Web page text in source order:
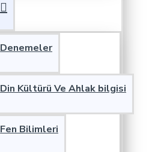
Denemeler
Din Kültürü Ve Ahlak bilgisi
Fen Bilimleri